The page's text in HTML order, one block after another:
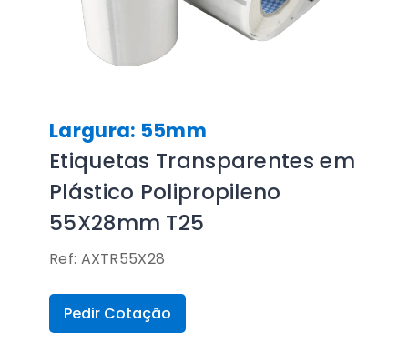
Largura: 55mm
Etiquetas Transparentes em
Plástico Polipropileno
55X28mm T25
Ref: AXTR55X28
Pedir Cotação